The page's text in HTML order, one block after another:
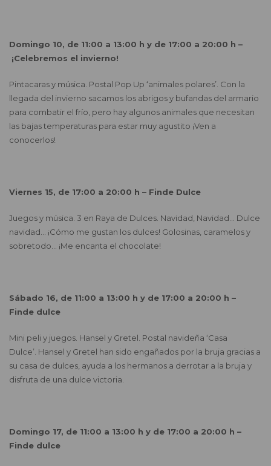
Domingo 10, de 11:00 a 13:00 h y de 17:00 a 20:00 h –
¡Celebremos el invierno!
Pintacaras y música. Postal Pop Up ‘animales polares’. Con la
llegada del invierno sacamos los abrigos y bufandas del armario
para combatir el frío, pero hay algunos animales que necesitan
las bajas temperaturas para estar muy agustito ¡Ven a
conocerlos!
Viernes 15, de 17:00 a 20:00 h – Finde Dulce
Juegos y música. 3 en Raya de Dulces. Navidad, Navidad… Dulce
navidad… ¡Cómo me gustan los dulces! Golosinas, caramelos y
sobretodo… ¡Me encanta el chocolate!
Sábado 16, de 11:00 a 13:00 h y de 17:00 a 20:00 h –
Finde dulce
Mini peli y juegos. Hansel y Gretel. Postal navideña ‘Casa
Dulce’. Hansel y Gretel han sido engañados por la bruja gracias a
su casa de dulces, ayuda a los hermanos a derrotar a la bruja y
disfruta de una dulce victoria.
Domingo 17, de 11:00 a 13:00 h y de 17:00 a 20:00 h –
Finde dulce